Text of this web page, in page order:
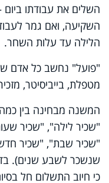
השלים את עבודתו ביום
השקיעה, ואם גמר
הלילה עד עלות השחר.
"פועל" נחשב כל אדם
מטפלת, בייביסיטר,
המשנה מבחינה בין
"שכיר לילה", "שכיר
"שכיר שבת", "שכיר
שנשכר לשבע שנים).
כי חיוב התשלום חל